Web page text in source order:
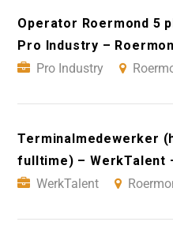
Operator Roermond 5
Pro Industry –
Pro Industry
Terminalmedewerker
fulltime) – WerkTalent
WerkTalent